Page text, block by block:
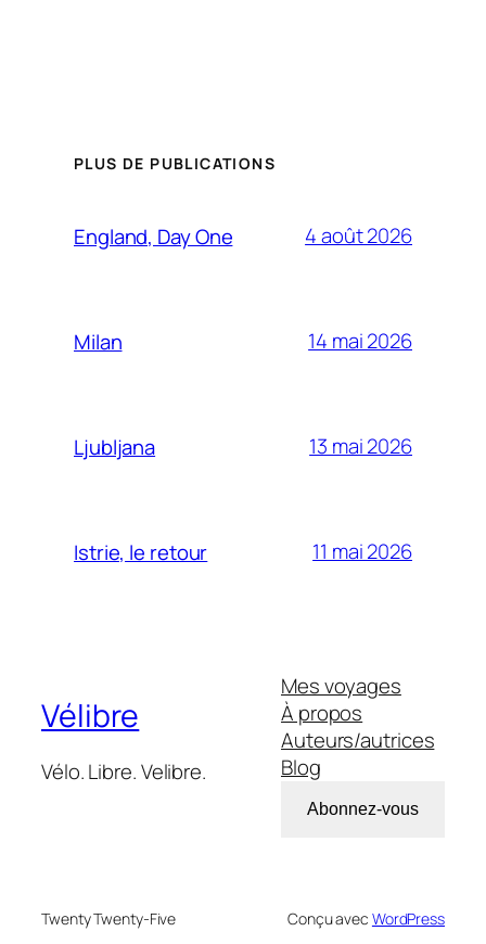
PLUS DE PUBLICATIONS
England, Day One 4 août 2026
Milan 14 mai 2026
Ljubljana 13 mai 2026
Istrie, le retour 11 mai 2026
Vélibre
Vélo. Libre. Velibre.
Mes voyages
À propos
Auteurs/autrices
Blog
Abonnez-vous
Twenty Twenty-Five Conçu avec WordPress